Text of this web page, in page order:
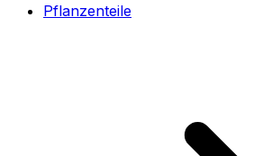
Pflanzenteile